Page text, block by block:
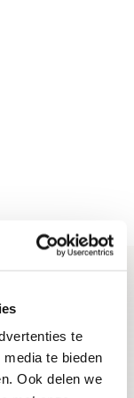
te
te bieden
Ook delen we
en